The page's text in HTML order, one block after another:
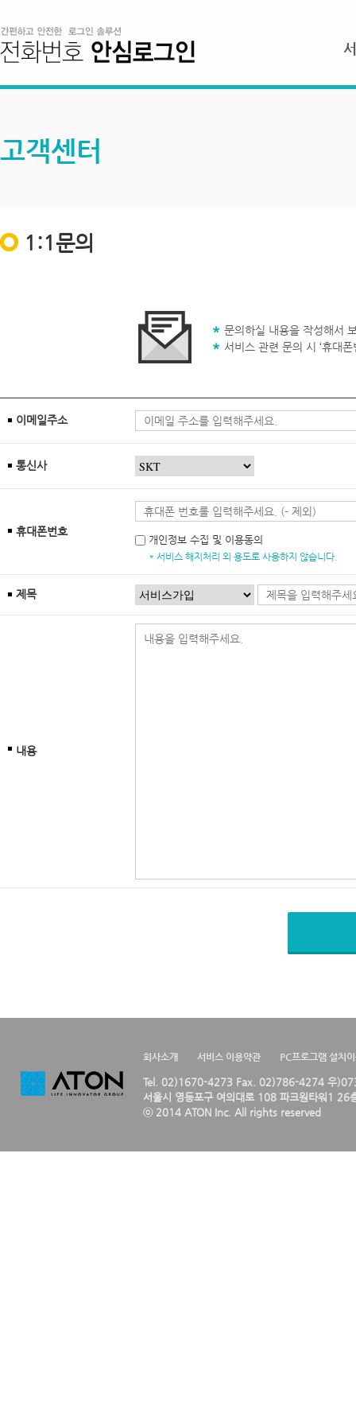
고객센터
1:1문의
문의하실 내용을 작성해서
서비스 관련 문의 시 ‘휴대
이메일주소
통신사
휴대폰번호
개인정보 수집 및 이용동의
* 서비스 해지처리 외 용도로 사용하지 않습니다.
제목
내용
회사소개 서비스 이용약관 PC프로그램 설치
Tel. 02)1670-4273 Fax. 02)786-4274 우
서울시 영등포구 여의대로 108 파크원타워1 26
ⓒ 2014 ATON Inc. All rights reserved